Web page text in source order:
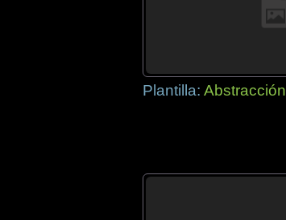
Plantilla: Abstracción